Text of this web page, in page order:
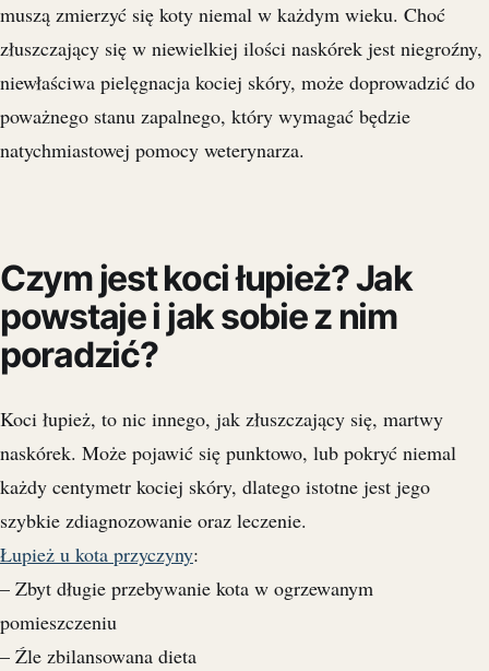
muszą zmierzyć się koty niemal w każdym wieku. Choć
złuszczający się w niewielkiej ilości naskórek jest niegroźny,
niewłaściwa pielęgnacja kociej skóry, może doprowadzić do
poważnego stanu zapalnego, który wymagać będzie
natychmiastowej pomocy weterynarza.
Czym jest koci łupież? Jak
powstaje i jak sobie z nim
poradzić?
Koci łupież, to nic innego, jak złuszczający się, martwy
naskórek. Może pojawić się punktowo, lub pokryć niemal
każdy centymetr kociej skóry, dlatego istotne jest jego
szybkie zdiagnozowanie oraz leczenie.
Łupież u kota przyczyny:
– Zbyt długie przebywanie kota w ogrzewanym
pomieszczeniu
– Źle zbilansowana dieta